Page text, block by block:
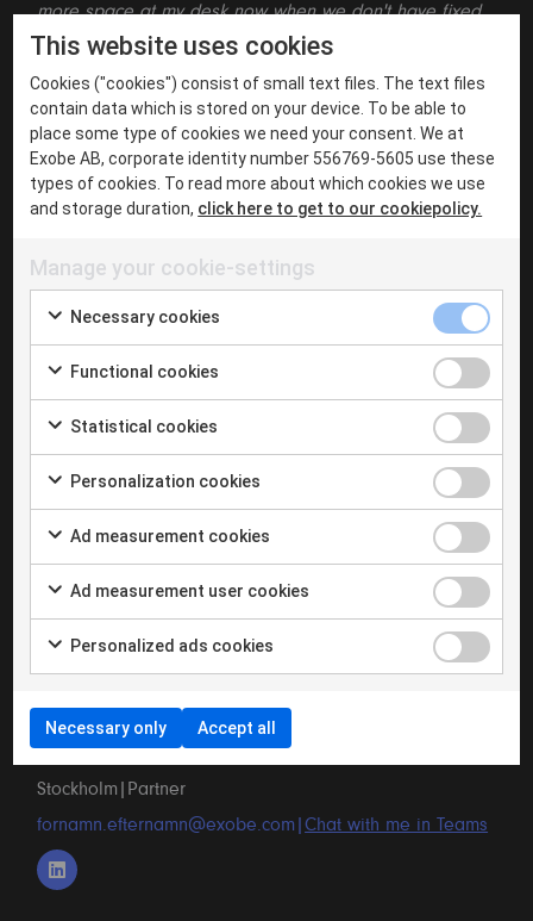
more space at my desk now when we don't have fixed
phones anymore.”
Sammanfattningsvis ett fantastiskt roligt projekt som
mottogs väl av hela verksamheten. Vikten av att skapa
bra ”TeamWork” i så här stora projekt ska inte
förringas. Man kommer ingenstans om inte alla är
motiverade och tycker det är kul att bidra.
TEAMS TELEFONI
About the author
Martin Malm
Stockholm
Partner
fornamn.efternamn@exobe.com |Chat with me in Teams
This website uses cookies
Cookies ("cookies") consist of small text files. The text files
contain data which is stored on your device. To be able to
place some type of cookies we need your consent. We at
Exobe AB, corporate identity number 556769-5605 use these
types of cookies. To read more about which cookies we use
and storage duration, click here to get to our cookiepolicy.
Manage your cookie-settings
Necessary cookies
Functional cookies
Statistical cookies
Personalization cookies
Ad measurement cookies
Ad measurement user cookies
Personalized ads cookies
Necessary only Accept all